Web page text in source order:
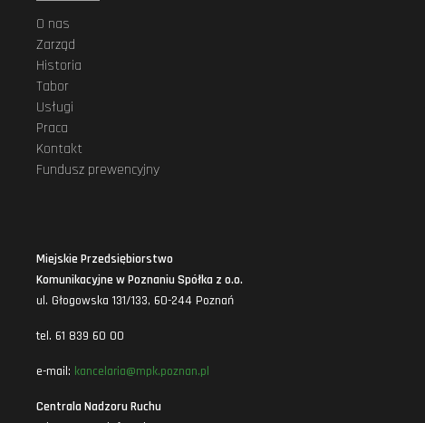
O nas
Zarząd
Historia
Tabor
Usługi
Praca
Kontakt
Fundusz prewencyjny
Miejskie Przedsiębiorstwo
Komunikacyjne w Poznaniu Spółka z o.o.
ul. Głogowska 131/133, 60-244 Poznań
tel. 61 839 60 00
e-mail: kancelaria@mpk.poznan.pl
Centrala Nadzoru Ruchu